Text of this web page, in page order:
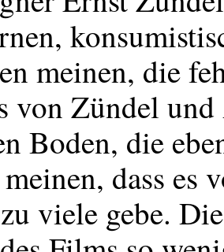
meinen, die
von Zündel
Boden, die
dass es
viele gebe.